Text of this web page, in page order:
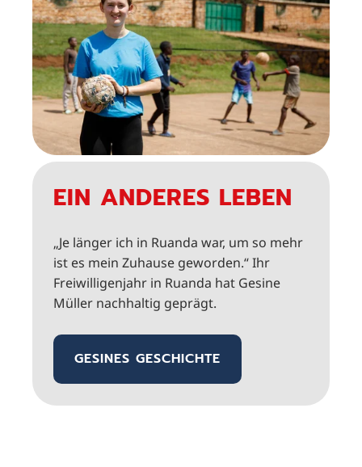
EIN ANDERES LEBEN
„Je länger ich in Ruanda war, um so mehr
ist es mein Zuhause geworden.“ Ihr
Freiwilligenjahr in Ruanda hat Gesine
Müller nachhaltig geprägt.
GESINES GESCHICHTE